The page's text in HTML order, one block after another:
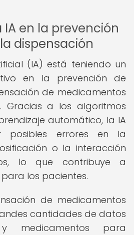
en la prevención
dispensación
(IA) está teniendo un
en la prevención de
de medicamentos
Gracias a los algoritmos
automático, la IA
posibles errores en la
o la interacción
lo que contribuye a
los pacientes.
de medicamentos
cantidades de datos
medicamentos para